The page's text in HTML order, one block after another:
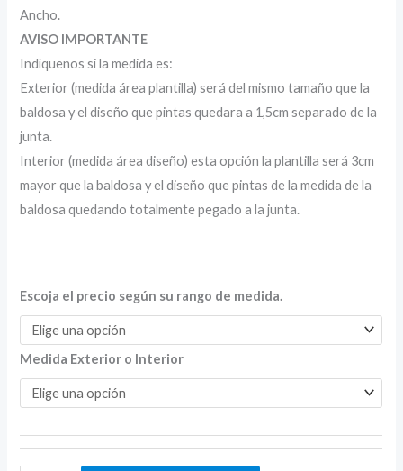
Ancho.
AVISO IMPORTANTE
Indíquenos si la medida es:
Exterior (medida área plantilla) será del mismo tamaño que la
baldosa y el diseño que pintas quedara a 1,5cm separado de la
junta.
Interior (medida área diseño) esta opción la plantilla será 3cm
mayor que la baldosa y el diseño que pintas de la medida de la
baldosa quedando totalmente pegado a la junta.
Escoja el precio según su rango de medida.
Medida Exterior o Interior